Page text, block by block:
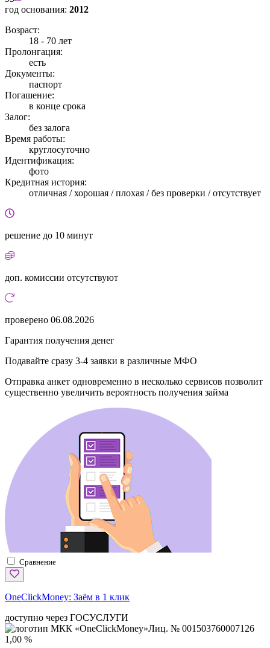
год основания: 2012
Возраст:
18 - 70 лет
Пролонгация:
есть
Документы:
паспорт
Погашение:
в конце срока
Залог:
без залога
Время работы:
круглосуточно
Идентификация:
фото
Кредитная история:
отличная / хорошая / плохая / без проверки / отсутствует
решение до 10 минут
доп. комиссии отсутствуют
проверено 06.08.2026
Гарантия получения денег
Подавайте сразу 3-4 заявки в различные МФО
Отправка анкет одновременно в несколько сервисов позволит
существенно увеличить вероятность получения займа
Сравнение
OneClickMoney: Заём в 1 клик
доступно через ГОСУСЛУГИ
Лиц. № 001503760007126
1,00 %